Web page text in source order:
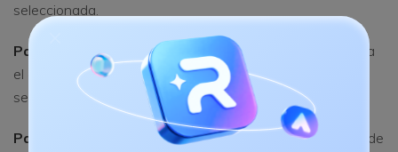
seleccionada.
Paso 7: Ve a la carpeta HpFirmwareUpdRec64
y localiza
el archivo principal de la aplicación. Debes encontrarlo
seleccionando el tipo de archivo.
Paso 8: La siguiente pantalla te mostrará dos opciones de